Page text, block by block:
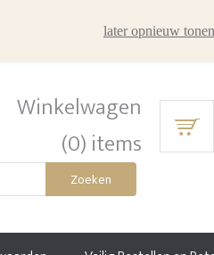
Winkelwagen
(0) items
Zoeken
later opnieuw tonen